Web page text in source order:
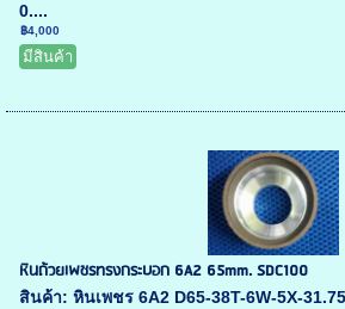
0....
฿4,000
มีสินค้า
หินถ้วยเพชรทรงกระบอก 6A2 65mm. SDC100
สินค้า: หินเพชร 6A2 D65-38T-6W-5X-